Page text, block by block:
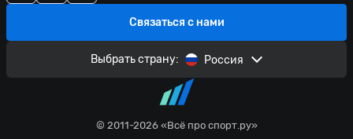
© 2011-2026 «Всё про спорт.ру»
Связаться с нами
Выбрать страну: Россия